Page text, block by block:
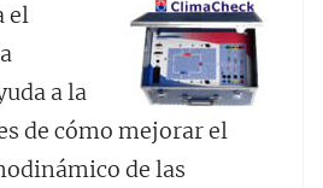
el
a la
de cómo mejorar el
de las